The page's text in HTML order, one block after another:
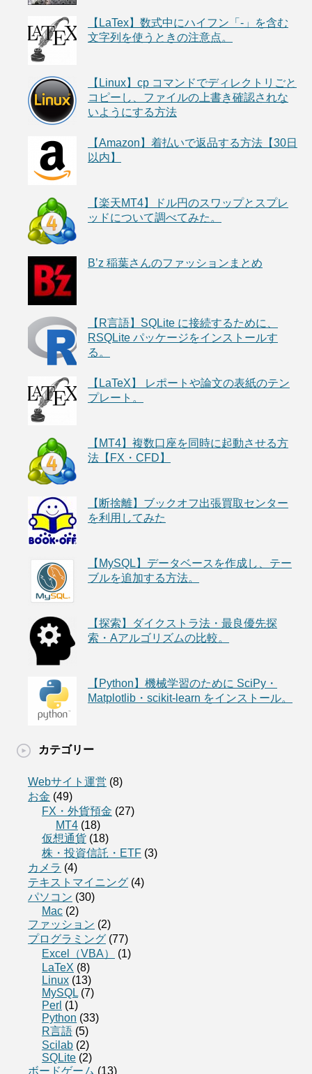
【LaTex】数式中にハイフン「-」を含む
文字列を使うときの注意点。
【Linux】cp コマンドでディレクトリごと
コピーし、ファイルの上書き確認されな
いようにする方法
【Amazon】着払いで返品する方法【30日
以内】
【楽天MT4】ドル円のスワップとスプレ
ッドについて調べてみた。
B’z 稲葉さんのファッションまとめ
【R言語】SQLite に接続するために、
RSQLite パッケージをインストールす
る。
【LaTeX】 レポートや論文の表紙のテン
プレート。
【MT4】複数口座を同時に起動させる方
法【FX・CFD】
【断捨離】ブックオフ出張買取センター
を利用してみた
【MySQL】データベースを作成し、テー
ブルを追加する方法。
【探索】ダイクストラ法・最良優先探
索・Aアルゴリズムの比較。
【Python】機械学習のために SciPy・
Matplotlib・scikit-learn をインストール。
カテゴリー
Webサイト運営 (8)
お金 (49)
FX・外貨預金 (27)
MT4 (18)
仮想通貨 (18)
株・投資信託・ETF (3)
カメラ (4)
テキストマイニング (4)
パソコン (30)
Mac (2)
ファッション (2)
プログラミング (77)
Excel（VBA）
(1)
LaTeX (8)
Linux (13)
MySQL (7)
Perl (1)
Python (33)
R言語 (5)
Scilab (2)
SQLite (2)
ボードゲーム (13)